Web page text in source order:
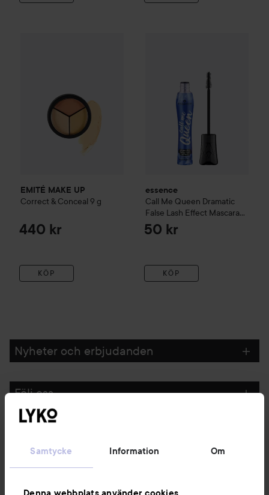
Samtycke Information Om
EMITÉ MAKE UP
Correct & Conceal 9 g
440 kr
KÖP
essence
Call Me Queen Dramatic
False Lash Effect Mascara
Waterproof
50 kr
KÖP
Nyheter och erbjudanden
Följ oss